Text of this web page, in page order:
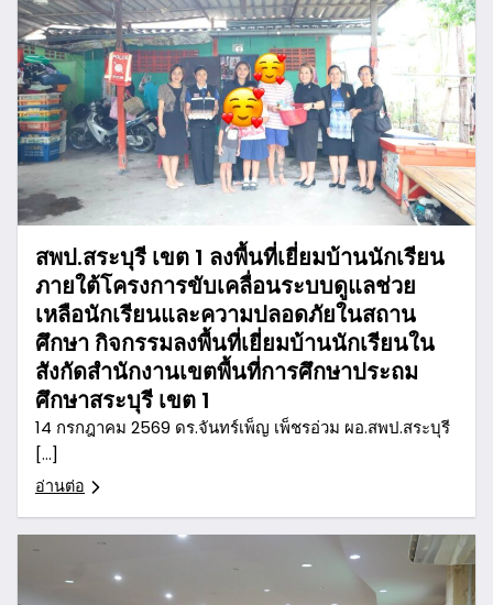
สพป.สระบุรี เขต 1 ลงพื้นที่เยี่ยมบ้านนักเรียน
ภายใต้โครงการขับเคลื่อนระบบดูแลช่วย
เหลือนักเรียนและความปลอดภัยในสถาน
ศึกษา กิจกรรมลงพื้นที่เยี่ยมบ้านนักเรียนใน
สังกัดสำนักงานเขตพื้นที่การศึกษาประถม
ศึกษาสระบุรี เขต 1
14 กรกฎาคม 2569 ดร.จันทร์เพ็ญ เพ็ชรอ่วม ผอ.สพป.สระบุรี
[…]
อ่านต่อ